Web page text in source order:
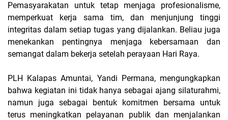
Pemasyarakatan untuk tetap menjaga profesionalisme,
memperkuat kerja sama tim, dan menjunjung tinggi
integritas dalam setiap tugas yang dijalankan. Beliau juga
menekankan pentingnya menjaga kebersamaan dan
semangat dalam bekerja setelah perayaan Hari Raya.
PLH Kalapas Amuntai, Yandi Permana, mengungkapkan
bahwa kegiatan ini tidak hanya sebagai ajang silaturahmi,
namun juga sebagai bentuk komitmen bersama untuk
terus meningkatkan pelayanan publik dan menjalankan